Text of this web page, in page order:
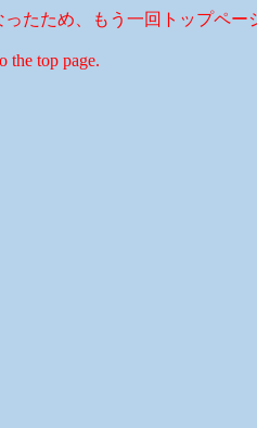
たため、もう一回トップペー
the top page.